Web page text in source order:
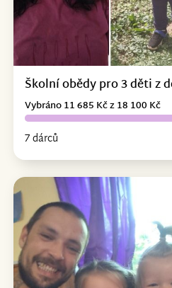
Školní obědy pro 3 děti z
7 dárců
Vybráno 11 685 Kč z 18 100 Kč